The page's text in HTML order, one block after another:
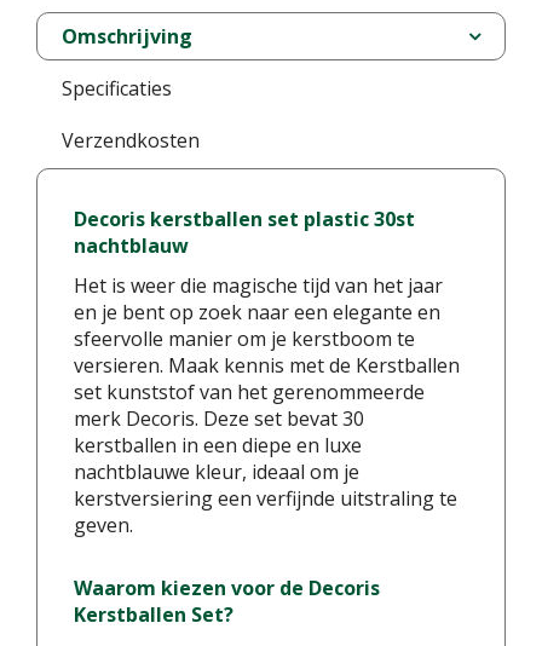
Omschrijving
Specificaties
Verzendkosten
Decoris kerstballen set plastic 30st
nachtblauw
Het is weer die magische tijd van het jaar
en je bent op zoek naar een elegante en
sfeervolle manier om je kerstboom te
versieren. Maak kennis met de Kerstballen
set kunststof van het gerenommeerde
merk Decoris. Deze set bevat 30
kerstballen in een diepe en luxe
nachtblauwe kleur, ideaal om je
kerstversiering een verfijnde uitstraling te
geven.
Waarom kiezen voor de Decoris
Kerstballen Set?